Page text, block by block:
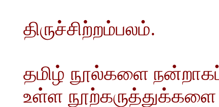
திருச்சிற்றம்பலம்.
தமிழ் நூல்களை
உள்ள நூற்கருத்துக்களை